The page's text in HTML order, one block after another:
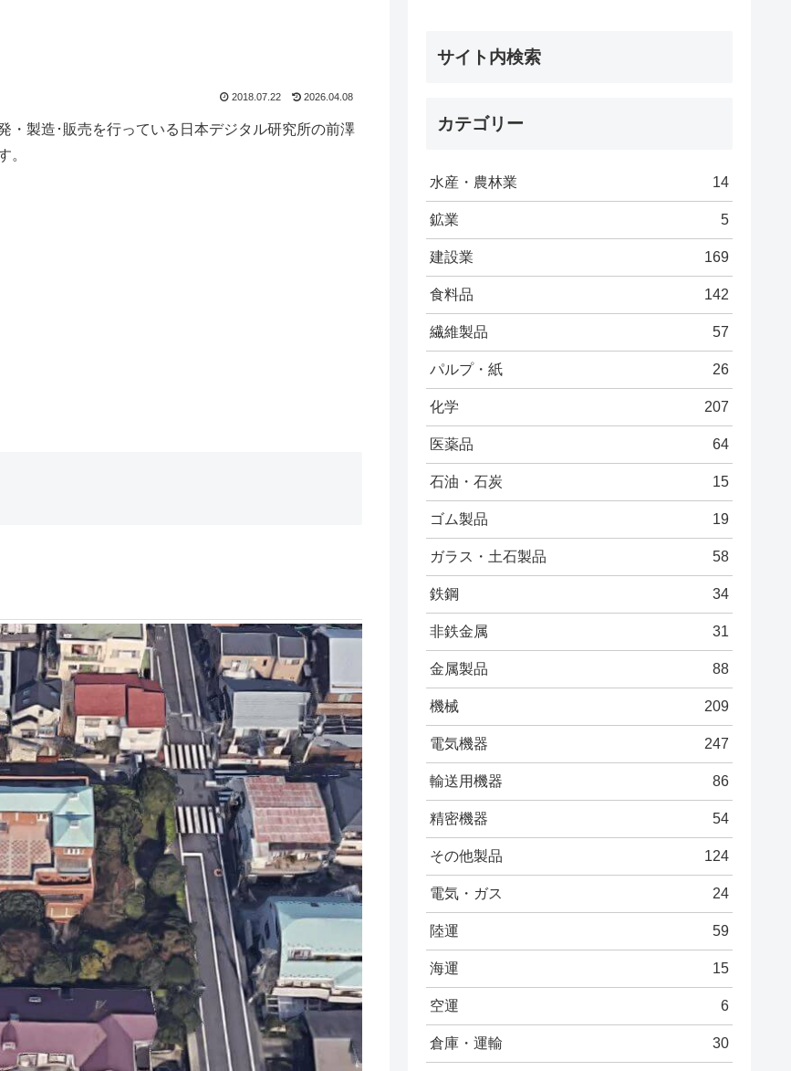
2018.07.22 2026.04.08
・製造･販売を行っている日本デジタル研究所の前澤
。
サイト内検索
カテゴリー
水産・農林業 14
鉱業 5
建設業 169
食料品 142
繊維製品 57
パルプ・紙 26
化学 207
医薬品 64
石油・石炭 15
ゴム製品 19
ガラス・土石製品 58
鉄鋼 34
非鉄金属 31
金属製品 88
機械 209
電気機器 247
輸送用機器 86
精密機器 54
その他製品 124
電気・ガス 24
陸運 59
海運 15
空運 6
倉庫・運輸 30